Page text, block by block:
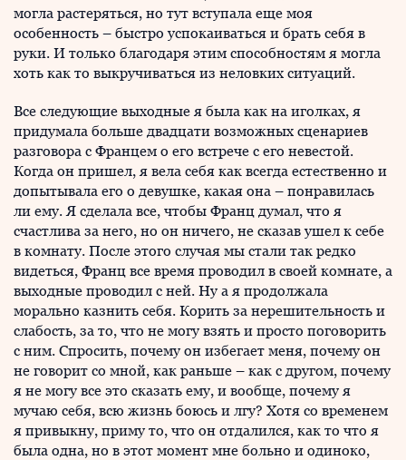
могла растеряться, но тут вступала еще моя
особенность – быстро успокаиваться и брать себя в
руки. И только благодаря этим способностям я могла
хоть как то выкручиваться из неловких ситуаций.
Все следующие выходные я была как на иголках, я
придумала больше двадцати возможных сценариев
разговора с Францем о его встрече с его невестой.
Когда он пришел, я вела себя как всегда естественно и
допытывала его о девушке, какая она – понравилась
ли ему. Я сделала все, чтобы Франц думал, что я
счастлива за него, но он ничего, не сказав ушел к себе
в комнату. После этого случая мы стали так редко
видеться, Франц все время проводил в своей комнате, а
выходные проводил с ней. Ну а я продолжала
морально казнить себя. Корить за нерешительность и
слабость, за то, что не могу взять и просто поговорить
с ним. Спросить, почему он избегает меня, почему он
не говорит со мной, как раньше – как с другом, почему
я не могу все это сказать ему, и вообще, почему я
мучаю себя, всю жизнь боюсь и лгу? Хотя со временем
я привыкну, приму то, что он отдалился, как то что я
была одна, но в этот момент мне больно и одиноко,